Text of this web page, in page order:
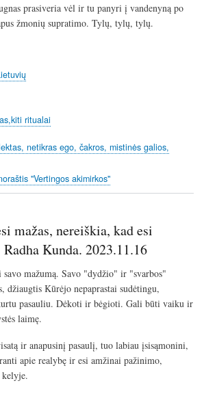
prasiveria vėl ir tu panyri į vandenyną po
žmonių supratimo. Tylų, tylų, tylų.
ritualai
netikras ego, čakros, mistinės galios,
"Vertingos akimirkos"
mažas, nereiškia, kad esi
Kunda. 2023.11.16
mažumą. Savo "dydžio" ir "svarbos"
džiaugtis Kūrėjo nepaprastai sudėtingu,
pasauliu. Dėkoti ir bėgioti. Gali būti vaiku ir
laimę.
ir anapusinį pasaulį, tuo labiau įsisąmonini,
apie realybę ir esi amžinai pažinimo,